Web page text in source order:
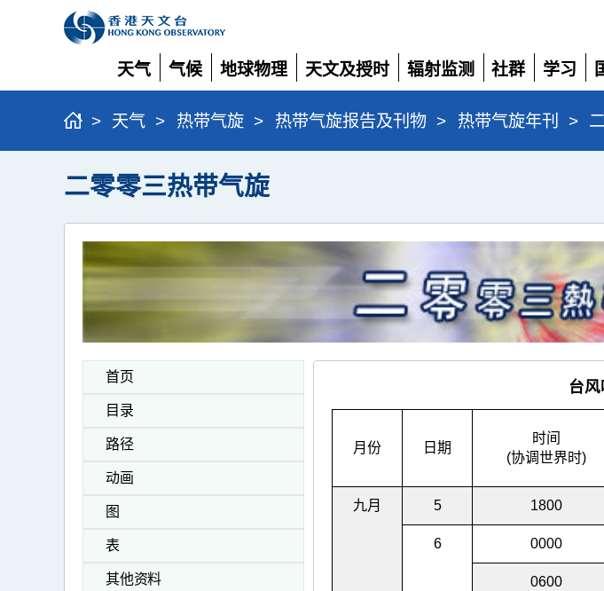
天气
展
开
气候
展
开
地球物理
展
开
天文及授时
展
开
辐射监测
展
开
社群
展
开
学习
展
开
> 天气 > 热带气旋 > 热带气旋报告及刊物 > 热带气旋年刊 >
二零零三热带气旋
首页
目录
路径
动画
图
表
其他资料
台
月份 日期
时间
(协调世界时)
九月 5 1800
6 0000
0600